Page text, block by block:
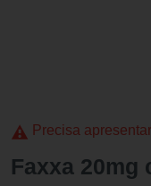
Precisa
Faxxa 20mg